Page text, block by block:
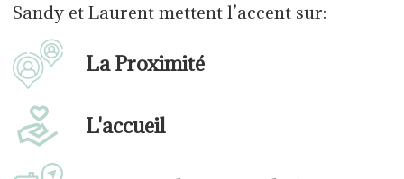
Sandy et Laurent mettent l’accent sur:
La Proximité
L'accueil